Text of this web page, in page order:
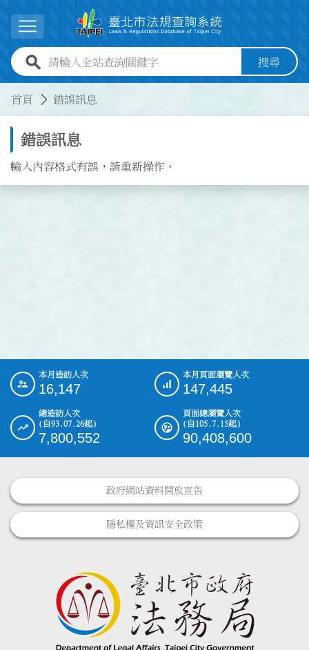
展開選單
全站查詢關鍵字欄位 搜尋
首頁 錯誤訊息
錯誤訊息
輸入內容格式有誤，請重新操作。
::: 本月造訪人次
16,147
本月頁面瀏覽人次
147,445
總造訪人次
(自93.07.26起)
7,800,552
頁面總瀏覽人次
(自105.7.15起)
90,408,600
政府網站資料開放宣告
隱私權及資訊安全政策